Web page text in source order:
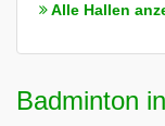
Alle Hallen
Badminton